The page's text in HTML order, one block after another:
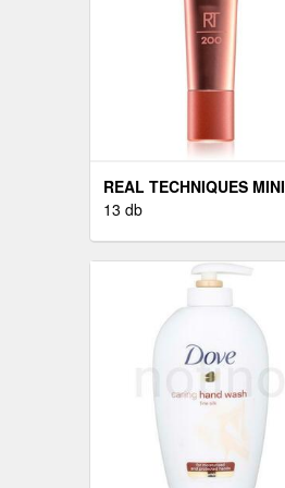
REAL TECHNIQUES MINI
MAKE – UP ECSET
13 db